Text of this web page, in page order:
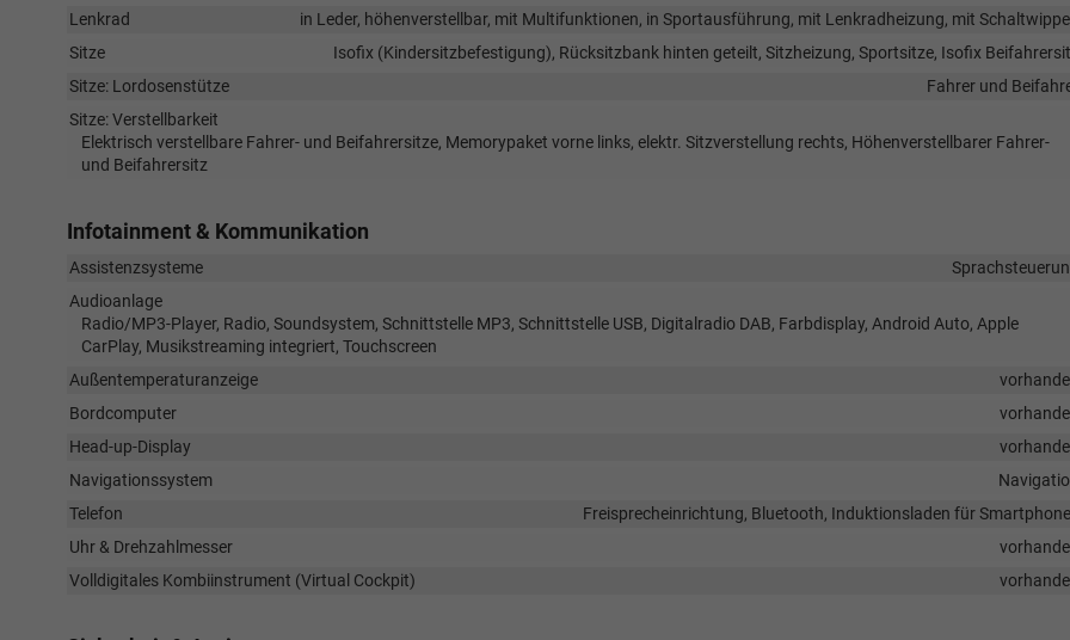
Lenkrad
in Leder, höhenverstellbar, mit Multifunktionen, in Sportausführung, mit Lenkradheizung, mit
Sitze
Isofix (Kindersitzbefestigung), Rücksitzbank hinten geteilt, Sitzheizung, Sportsitze, Isofix
Sitze: Lordosenstütze
Fahrer und
Sitze: Verstellbarkeit
Elektrisch verstellbare Fahrer- und Beifahrersitze, Memorypaket vorne links, elektr. Sitzverstellung rechts, Höhenverstellbarer Fahrer-
und Beifahrersitz
Infotainment & Kommunikation
Assistenzsysteme
Audioanlage
Radio/MP3-Player, Radio, Soundsystem, Schnittstelle MP3, Schnittstelle USB, Digitalradio DAB, Farbdisplay, Android Auto, Apple
CarPlay, Musikstreaming integriert, Touchscreen
Außentemperaturanzeige
Bordcomputer
Head-up-Display
Navigationssystem
Telefon
Freisprecheinrichtung, Bluetooth, Induktionsladen für
Uhr & Drehzahlmesser
Volldigitales Kombiinstrument (Virtual Cockpit)